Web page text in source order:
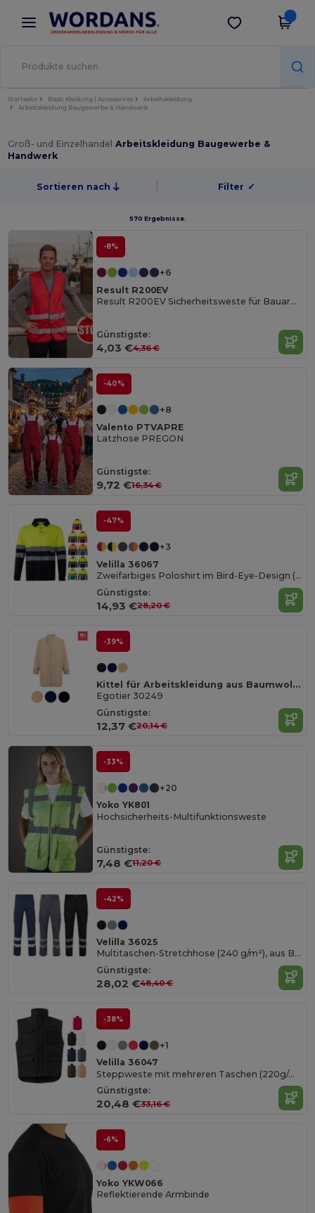
× Wordans App
Bessere Preise in der App!
App holen
Startseite Basic Kleidung | Accessoires
Arbeitskleidung
Arbeitskleidung Baugewerbe & Handwerk
Groß- und Einzelhandel Arbeitskleidung Baugewerbe &
Handwerk
Sortieren nach Filter ✓
570 Ergebnisse.
-8%
+6
Result R200EV
Result R200EV Sicherheitsweste für Bauarbeiter
Günstigste:
4,03 €4,36 €
-40%
+8
Valento PTVAPRE
Latzhose PREGON
Günstigste:
9,72 €16,34 €
-47%
+3
Velilla 36067
Zweifarbiges Poloshirt im Bird-Eye-Design (160g/m²) mit langen Ärmeln, aus Polyester (100%)
Günstigste:
14,93 €28,20 €
-39%
Kittel für Arbeitskleidung aus Baumwolle und Polyester
Egotier 30249
Günstigste:
12,37 €20,14 €
-33%
+20
Yoko YK801
Hochsicherheits-Multifunktionsweste
Günstigste:
7,48 €11,20 €
-42%
Velilla 36025
Multitaschen-Stretchhose (240 g/m²), aus Baumwolle (46 %), EME (38 %) und Polyester (16 %)
Günstigste:
28,02 €48,40 €
-38%
+1
Velilla 36047
Steppweste mit mehreren Taschen (220g/m²), aus Polyester (100%)
Günstigste:
20,48 €33,16 €
-6%
Yoko YKW066
Reflektierende Armbinde